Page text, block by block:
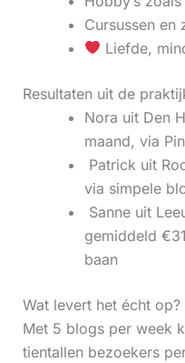
Cursussen en
Liefde,
Resultaten uit de
Nora uit Den
maand, via
Patrick uit
via simpele
Sanne uit
gemiddeld
baan
Wat levert het écht op?
Met 5 blogs per week
tientallen bezoekers